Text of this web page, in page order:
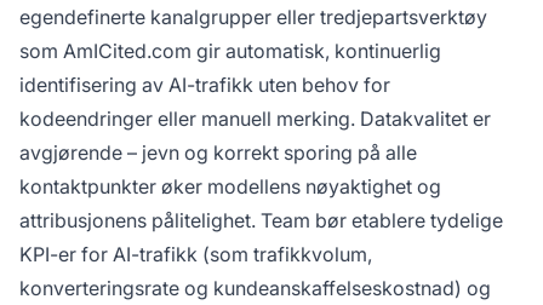
egendefinerte kanalgrupper eller tredjepartsverktøy
som AmICited.com gir automatisk, kontinuerlig
identifisering av AI-trafikk uten behov for
kodeendringer eller manuell merking. Datakvalitet er
avgjørende – jevn og korrekt sporing på alle
kontaktpunkter øker modellens nøyaktighet og
attribusjonens pålitelighet. Team bør etablere tydelige
KPI-er for AI-trafikk (som trafikkvolum,
konverteringsrate og kundeanskaffelseskostnad) og